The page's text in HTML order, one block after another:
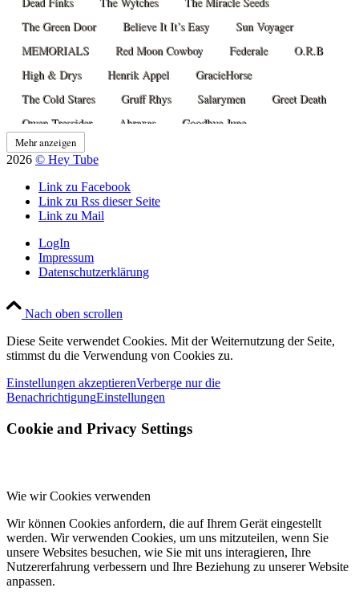
The Green Door
Believe It It’s Easy
Sun Voyager
MEMORIALS
Red Moon Cowboy Federale
O.R.B
High & Drys
Henrik Appel
GracieHorse
The Cold Stares
Gruff Rhys Salarymen
Greet Death
Owen Tressider
Abraxas
Goodbye June
The Dandy Warhols
The Natvral
Harvey Rushmore & The Octopus
Strand Of Oaks
Japanese Television
The Notwist
GOOMH
Red Mountains
The Number Red
Mdou Moctar
The Sadies The Snuts
Cari Cari
Kids On A Crime Spree
Scott Hepple & The Sun Band
The Scratch
The Mushroom Club
Uncle Acid And The Deadbeats
Wicca Phase Springs Eternal
Kimono Drag Queens
The Defended
Bones Shake
Tele Novella
Malkasian Table Scraps
Garden Of Worm
Camera
Mehr anzeigen
2026 © Hey Tube
Link zu Facebook
Link zu Rss dieser Seite
Link zu Mail
LogIn
Impressum
Datenschutzerklärung
Nach oben scrollen
Diese Seite verwendet Cookies. Mit der Weiternutzung der Seite,
stimmst du die Verwendung von Cookies zu.
Einstellungen akzeptierenVerberge nur die
BenachrichtigungEinstellungen
Cookie and Privacy Settings
Wie wir Cookies verwenden
Wir können Cookies anfordern, die auf Ihrem Gerät eingestellt
werden. Wir verwenden Cookies, um uns mitzuteilen, wenn Sie
unsere Websites besuchen, wie Sie mit uns interagieren, Ihre
Nutzererfahrung verbessern und Ihre Beziehung zu unserer Website
anpassen.